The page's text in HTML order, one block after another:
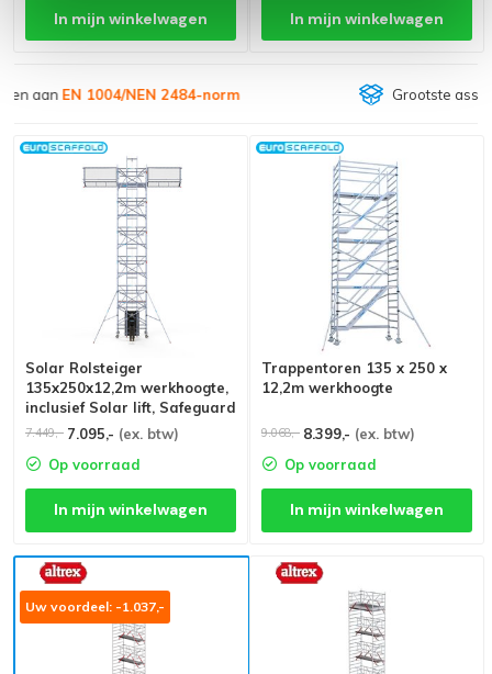
In mijn winkelwagen In mijn winkelwagen
Grootste assortiment van Nederland
Solar Rolsteiger
135x250x12,2m werkhoogte,
inclusief Solar lift, Safeguard
dakrandbeveiliging
7.449,- 7.095,- (ex. btw)
Op voorraad
In mijn winkelwagen
Trappentoren 135 x 250 x
12,2m werkhoogte
9.068,- 8.399,- (ex. btw)
Op voorraad
In mijn winkelwagen
Uw voordeel: -1.037,-